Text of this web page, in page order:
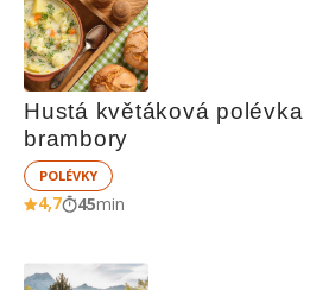
Hustá květáková polévka
brambory
POLÉVKY
4,7 45min